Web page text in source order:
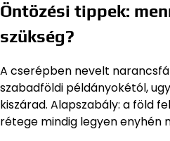
Öntözési tippek:
szükség?
A cserépben nevelt
szabadföldi példányokétól,
kiszárad. Alapszabály: a föld
rétege mindig legyen enyhén